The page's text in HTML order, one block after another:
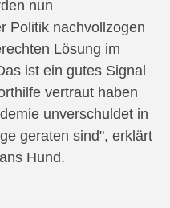
nun
Politik nachvollzogen
Lösung im
ist ein gutes Signal
vertraut haben
unverschuldet in
geraten sind", erklärt
Hund.